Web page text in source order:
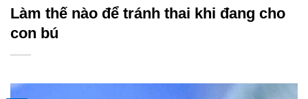
Làm thế nào để tránh thai khi đang cho
con bú